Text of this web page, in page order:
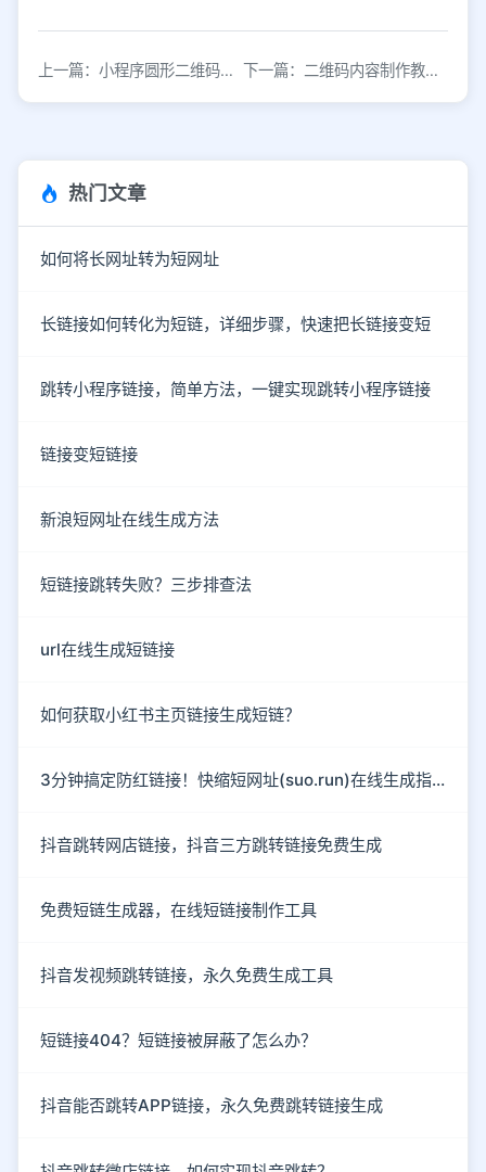
上一篇：小程序圆形二维码生成方法与样式设计技巧 下一篇：二维码内容制作教程：从生成到编辑的完整指南
热门文章
如何将长网址转为短网址
长链接如何转化为短链，详细步骤，快速把长链接变短
跳转小程序链接，简单方法，一键实现跳转小程序链接
链接变短链接
新浪短网址在线生成方法
短链接跳转失败？三步排查法
url在线生成短链接
如何获取小红书主页链接生成短链？
3分钟搞定防红链接！快缩短网址(suo.run)在线生成指南
抖音跳转网店链接，抖音三方跳转链接免费生成
免费短链生成器，在线短链接制作工具
抖音发视频跳转链接，永久免费生成工具
短链接404？短链接被屏蔽了怎么办？
抖音能否跳转APP链接，永久免费跳转链接生成